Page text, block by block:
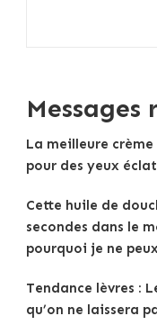
Messages
La meilleure
pour des yeux
Cette huile de
secondes dans le
pourquoi je ne
Tendance lèvres :
qu’on ne laissera